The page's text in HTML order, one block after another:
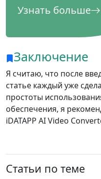
Узнать больше
Заключение
Я считаю, что после
статье каждый уже
простоты
обеспечения, я
iDATAPP AI Video
Статьи по теме